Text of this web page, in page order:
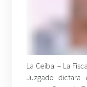
La Ceiba. – La
Juzgado dictara